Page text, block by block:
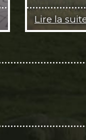
Lire la